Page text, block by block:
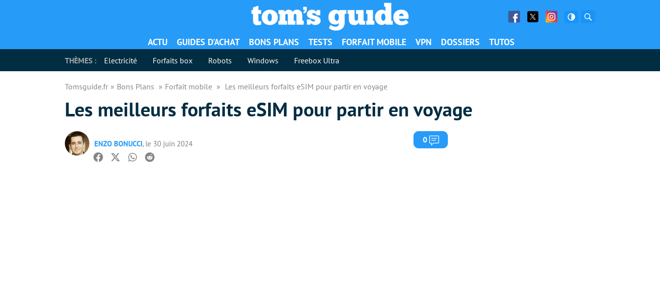
Facebook
Twitter Facebook
ACTU GUIDES D’ACHAT BONS PLANS TESTS FORFAIT MOBILE VPN DOSSIERS TUTOS
THÈMES : Electricité Forfaits box Robots Windows Freebox Ultra
Tomsguide.fr Bons Plans Forfait mobile Les meilleurs forfaits eSIM pour partir en voyage
Les meilleurs forfaits eSIM pour partir en voyage
ENZO BONUCCI, le 30 juin 2024 0 Commentaires
Facebook
TwitterWhatsapp
Reddit